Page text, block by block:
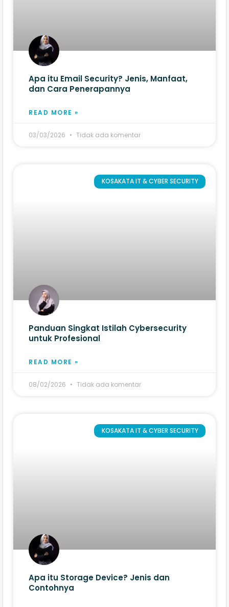
Apa itu Email Security? Jenis, Manfaat,
dan Cara Penerapannya
READ MORE »
03/03/2026 Tidak ada komentar
KOSAKATA IT & CYBER SECURITY
Panduan Singkat Istilah Cybersecurity
untuk Profesional
READ MORE »
08/02/2026 Tidak ada komentar
KOSAKATA IT & CYBER SECURITY
Apa itu Storage Device? Jenis dan
Contohnya